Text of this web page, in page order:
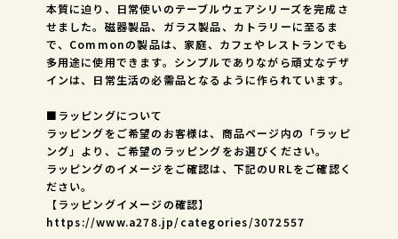
本質に迫り、日常使いのテーブルウェアシリーズを完成さ
せました。磁器製品、ガラス製品、カトラリーに至るま
で、Commonの製品は、家庭、カフェやレストランでも
多用途に使用できます。シンプルでありながら頑丈なデザ
インは、日常生活の必需品となるように作られています。
■ラッピングについて
ラッピングをご希望のお客様は、商品ページ内の「ラッピ
ング」より、ご希望のラッピングをお選びください。
ラッピングのイメージをご確認は、下記のURLをご確認く
ださい。
【ラッピングイメージの確認】
https://www.a278.jp/categories/3072557